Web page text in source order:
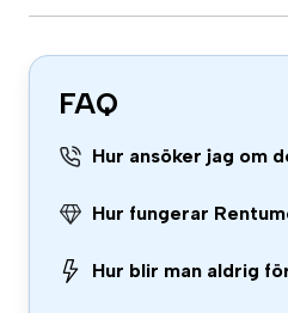
FAQ
Hur ansöker jag om
Hur fungerar
Hur blir man aldrig